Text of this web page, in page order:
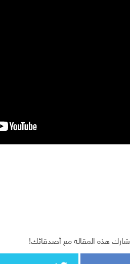
شارك هذه المقالة مع أصدقائك!